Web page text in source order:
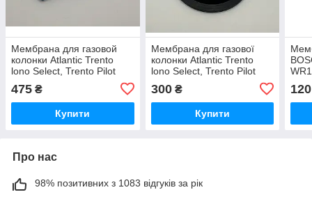
Мембрана для газовой
колонки Atlantic Trento
lono Select, Trento Pilot
475 ₴
Купити
Мембрана для газової
колонки Atlantic Trento
lono Select, Trento Pilot
300₴
Купити
120
Про нас
98% позитивних з 1083 відгуків за рік